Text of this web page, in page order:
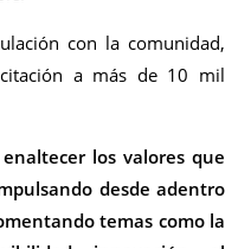
con la comunidad,
a más de 10 mil
los valores que
desde adentro
temas como la